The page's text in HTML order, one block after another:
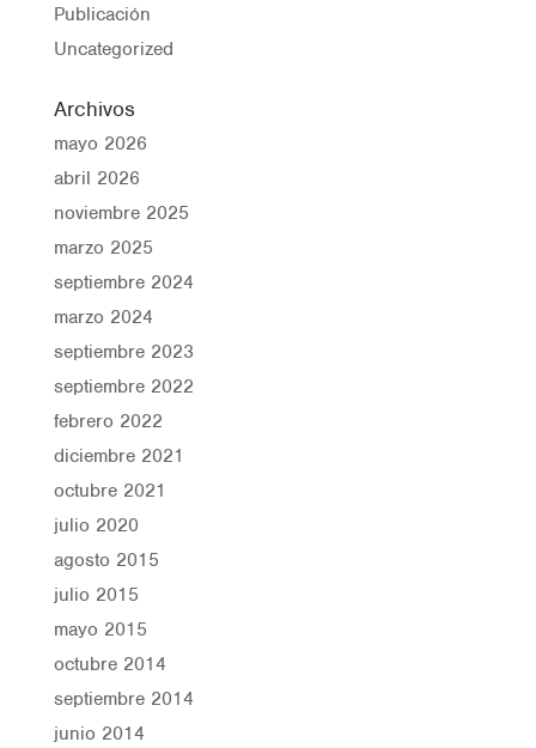
Publicación
Uncategorized
Archivos
mayo 2026
abril 2026
noviembre 2025
marzo 2025
septiembre 2024
marzo 2024
septiembre 2023
septiembre 2022
febrero 2022
diciembre 2021
octubre 2021
julio 2020
agosto 2015
julio 2015
mayo 2015
octubre 2014
septiembre 2014
junio 2014